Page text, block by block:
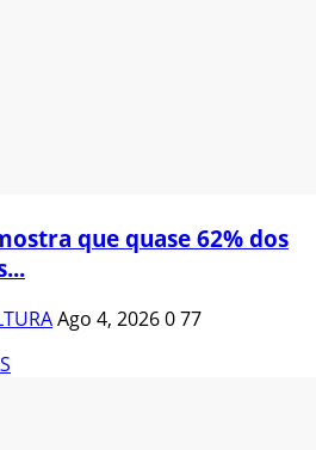
que quase 62% dos
Ago 4, 2026077